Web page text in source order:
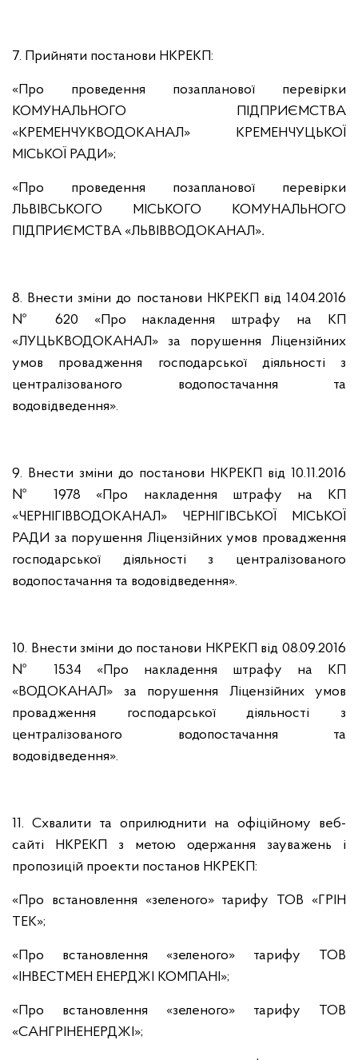
7. Прийняти постанови НКРЕКП:
«Про проведення позапланової перевірки
КОМУНАЛЬНОГО ПІДПРИЄМСТВА
«КРЕМЕНЧУКВОДОКАНАЛ» КРЕМЕНЧУЦЬКОЇ
МІСЬКОЇ РАДИ»;
«Про проведення позапланової перевірки
ЛЬВІВСЬКОГО МІСЬКОГО КОМУНАЛЬНОГО
ПІДПРИЄМСТВА «ЛЬВІВВОДОКАНАЛ».
8. Внести зміни до постанови НКРЕКП від 14.04.2016
№ 620 «Про накладення штрафу на КП
«ЛУЦЬКВОДОКАНАЛ» за порушення Ліцензійних
умов провадження господарської діяльності з
централізованого водопостачання та
водовідведення».
9. Внести зміни до постанови НКРЕКП від 10.11.2016
№ 1978 «Про накладення штрафу на КП
«ЧЕРНІГІВВОДОКАНАЛ» ЧЕРНІГІВСЬКОЇ МІСЬКОЇ
РАДИ за порушення Ліцензійних умов провадження
господарської діяльності з централізованого
водопостачання та водовідведення».
10. Внести зміни до постанови НКРЕКП від 08.09.2016
№ 1534 «Про накладення штрафу на КП
«ВОДОКАНАЛ» за порушення Ліцензійних умов
провадження господарської діяльності з
централізованого водопостачання та
водовідведення».
11. Схвалити та оприлюднити на офіційному веб-
сайті НКРЕКП з метою одержання зауважень і
пропозицій проекти постанов НКРЕКП:
«Про встановлення «зеленого» тарифу ТОВ «ГРІН
ТЕК»;
«Про встановлення «зеленого» тарифу ТОВ
«ІНВЕСТМЕН ЕНЕРДЖІ КОМПАНІ»;
«Про встановлення «зеленого» тарифу ТОВ
«САНГРІНЕНЕРДЖІ»;